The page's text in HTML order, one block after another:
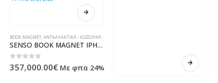
BOOK MAGNET,ΑΝΤΑΛΛΑΚΤΙΚΆ - ΑΞΕΣΟΥΆΡ ΥΠΟΛΟΓΙΣΤΏΝ - ΗΛΕΚΤΡΟΝΙΚΆ
SENSO BOOK MAGNET IPHONE 11 PRO (5.8) blue
0out of 5
357,000.00€ Με φπα 24%